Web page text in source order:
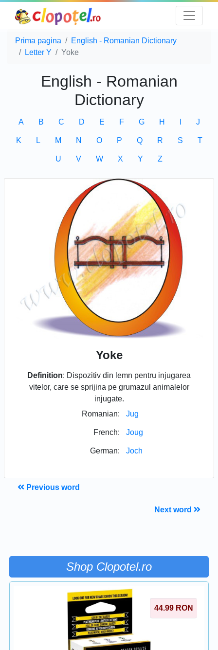
Prima pagina
English - Romanian Dictionary
Letter Y
Yoke
English - Romanian
Dictionary
A B C D E F G H J
K L M N O P Q R S T
U V W X Y Z
Yoke
Definition: Dispozitiv din lemn pentru injugarea
vitelor, care se sprijina pe grumazul animalelor
injugate.
Romanian:
Jug
French: Joug
German: Joch
Previous word
Next word
Shop Clopotel.ro
44.99 RON